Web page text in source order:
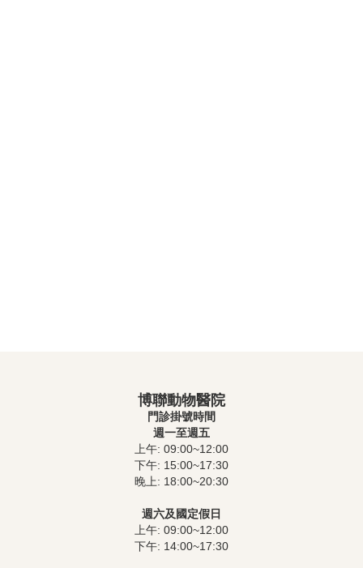
博聯動物醫院
門診掛號時間
週一至週五
上午: 09:00~12:00
下午: 15:00~17:30
晚上: 18:00~20:30
週六及國定假日
上午: 09:00~12:00
下午: 14:00~17:30